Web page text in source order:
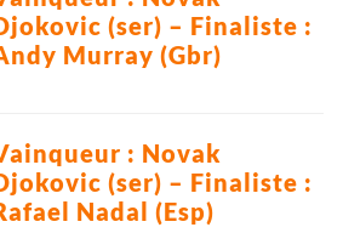
(ser) – Finaliste :
Murray (Gbr)
: Novak
(ser) – Finaliste :
Nadal (Esp)